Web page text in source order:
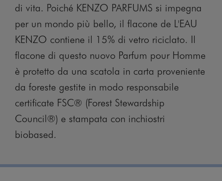
di vita. Poiché KENZO PARFUMS si impegna
per un mondo più bello, il flacone de L'EAU
KENZO contiene il 15% di vetro riciclato. Il
flacone di questo nuovo Parfum pour Homme
è protetto da una scatola in carta proveniente
da foreste gestite in modo responsabile
certificate FSC® (Forest Stewardship
Council®) e stampata con inchiostri
biobased.